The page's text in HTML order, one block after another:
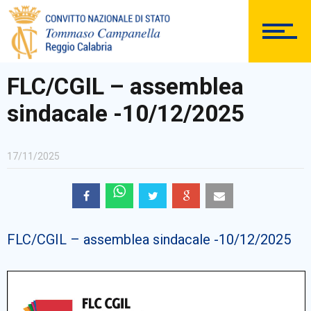
DOCUMENTAZIONE
Comunicazioni Esterne
FLC/CGIL – assemblea
sindacale -10/12/2025
17/11/2025
FLC/CGIL – assemblea sindacale -10/12/2025